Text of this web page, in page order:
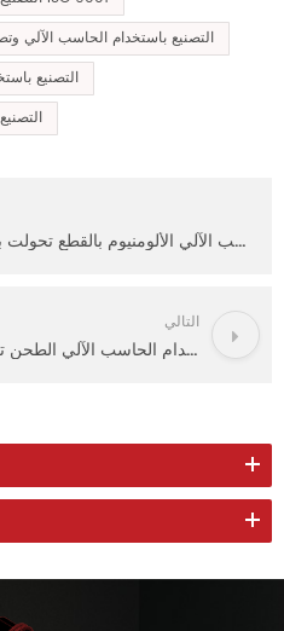
التصنيع باستخدام الحاسب الآلي
التصنيع
التصنيع باستخدام الحاسب الآلي الألومنيوم بالقطع تحولت بأكسيد الألومنيوم مكونات
التالي
التصنيع باستخدام الحاسب الآلي الطحن تحول النموذج السريع أجزاء معدنية